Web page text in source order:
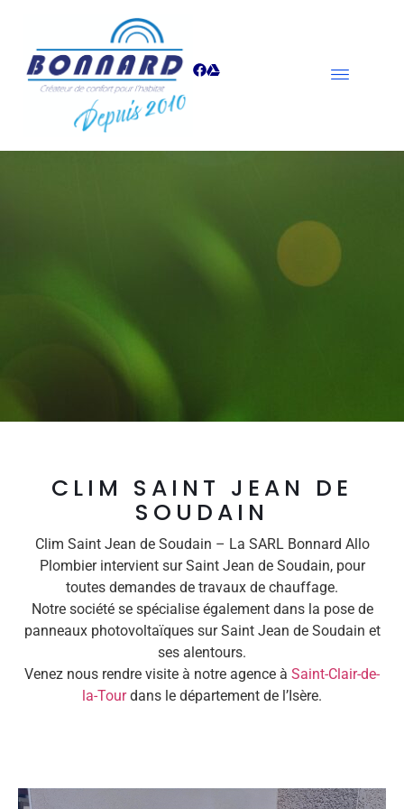
CLIM SAINT JEAN DE
SOUDAIN
Clim Saint Jean de Soudain – La SARL Bonnard Allo
Plombier intervient sur Saint Jean de Soudain, pour
toutes demandes de travaux de chauffage.
Notre société se spécialise également dans la pose de
panneaux photovoltaïques sur Saint Jean de Soudain et
ses alentours.
Venez nous rendre visite à notre agence à Saint-Clair-de-
la-Tourdans le département de l’Isère.